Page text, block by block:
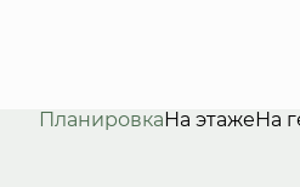
ПланировкаНа этажеНа